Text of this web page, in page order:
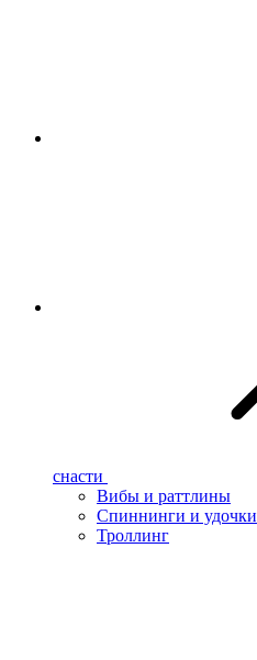
снасти
Вибы и раттлины
Спиннинги и удочки
Троллинг